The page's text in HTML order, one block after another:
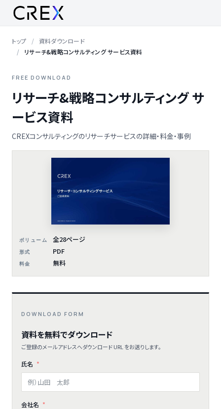
トップ
資料ダウンロード
リサーチ&戦略コンサルティング サービス資料
FREE DOWNLOAD
リサーチ&戦略コンサルティング サ
ービス資料
CREXコンサルティングのリサーチサービスの詳細・料金・事例
ボリューム 全28ページ
形式 PDF
料金 無料
DOWNLOAD FORM
資料を無料でダウンロード
ご登録のメールアドレスへダウンロード URL をお送りします。
氏名
会社名